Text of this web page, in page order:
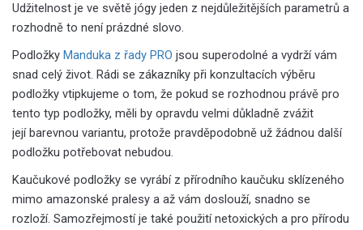
Udžitelnost je ve světě jógy jeden z nejdůležitějších parametrů a
rozhodně to není prázdné slovo.
Podložky Manduka z řady PRO jsou superodolné a vydrží vám
snad celý život. Rádi se zákazníky při konzultacích výběru
podložky vtipkujeme o tom, že pokud se rozhodnou právě pro
tento typ podložky, měli by opravdu velmi důkladně zvážit
její barevnou variantu, protože pravděpodobně už žádnou další
podložku potřebovat nebudou.
Kaučukové podložky se vyrábí z přírodního kaučuku sklízeného
mimo amazonské pralesy a až vám doslouží, snadno se
rozloží. Samozřejmostí je také použití netoxických a pro přírodu